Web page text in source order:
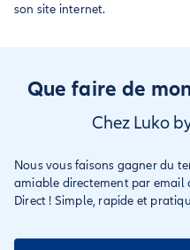
son site internet.
Que faire de
Chez Luko
Nous vous faisons gagner du
amiable directement par email
Direct ! Simple, rapide et